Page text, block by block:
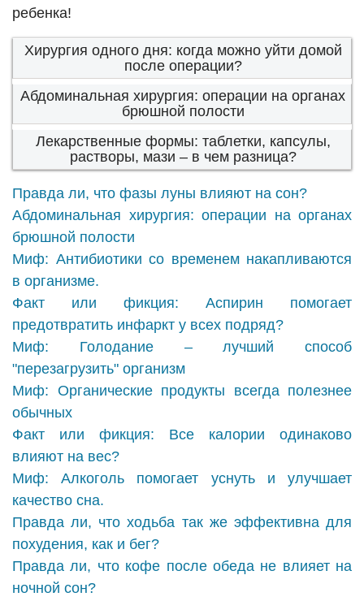
ребенка!
Хирургия одного дня: когда можно уйти домой
после операции?
Абдоминальная хирургия: операции на органах
брюшной полости
Лекарственные формы: таблетки, капсулы,
растворы, мази – в чем разница?
Правда ли, что фазы луны влияют на сон?
Абдоминальная хирургия: операции на органах
брюшной полости
Миф: Антибиотики со временем накапливаются
в организме.
Факт или фикция: Аспирин помогает
предотвратить инфаркт у всех подряд?
Миф: Голодание – лучший способ
"перезагрузить" организм
Миф: Органические продукты всегда полезнее
обычных
Факт или фикция: Все калории одинаково
влияют на вес?
Миф: Алкоголь помогает уснуть и улучшает
качество сна.
Правда ли, что ходьба так же эффективна для
похудения, как и бег?
Правда ли, что кофе после обеда не влияет на
ночной сон?